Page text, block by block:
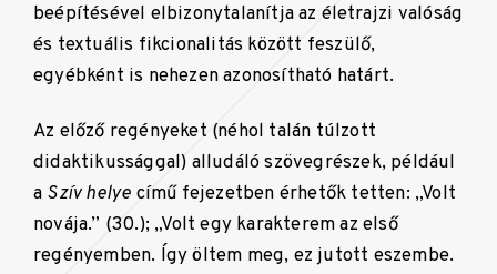
beépítésével elbizonytalanítja az életrajzi valóság
és textuális fikcionalitás között feszülő,
egyébként is nehezen azonosítható határt.
Az előző regényeket (néhol talán túlzott
didaktikussággal) alludáló szövegrészek, például
a Szív helye című fejezetben érhetők tetten: „Volt
novája.” (30.); „Volt egy karakterem az első
regényemben. Így öltem meg, ez jutott eszembe.